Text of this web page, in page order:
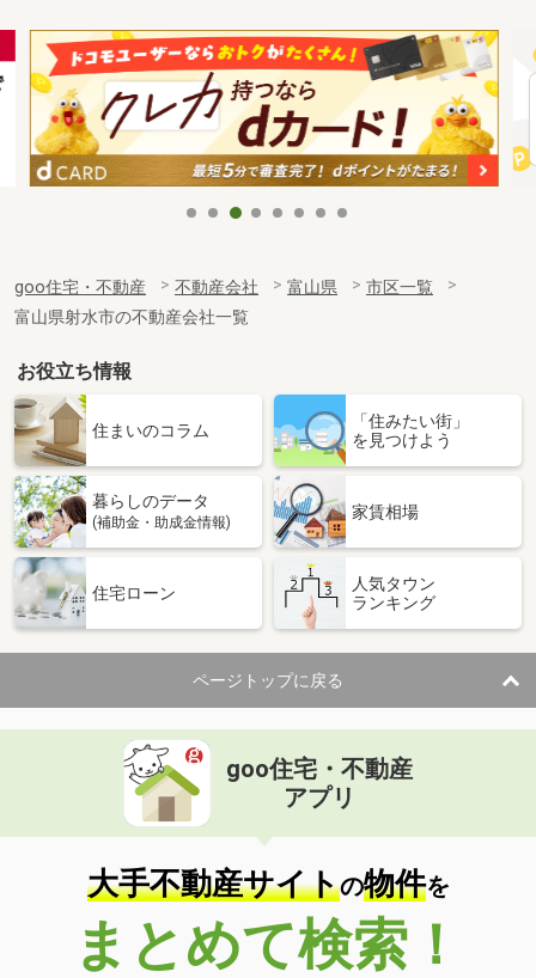
goo住宅・不動産 不動産会社 富山県
市区一覧
富山県射水市の不動産会社一覧
お役立ち情報
住まいのコラム
「住みたい街」
を見つけよう
暮らしのデータ
(補助金・助成金情報)
家賃相場
住宅ローン
人気タウン
ランキング
ページトップに戻る
goo住宅・不動産
アプリ
大手不動産サイトの物件を
まとめて検索！